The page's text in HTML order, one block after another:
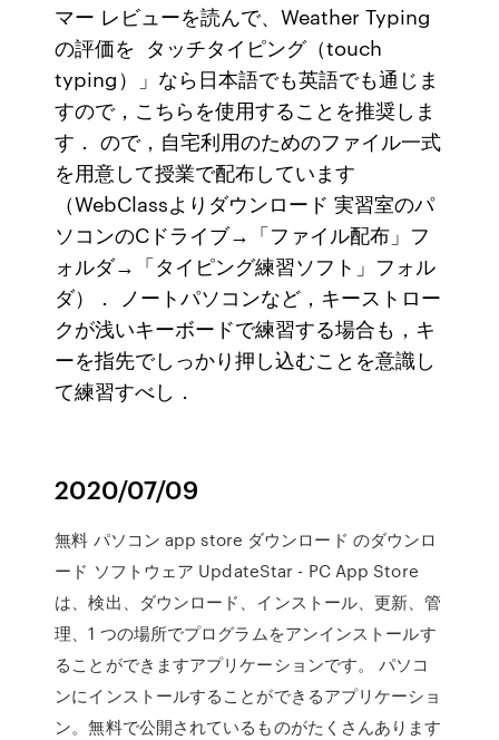
マー レビューを読んで、Weather Typing
の評価を タッチタイピング（touch
typing）」なら日本語でも英語でも通じま
すので，こちらを使用することを推奨しま
す． ので，自宅利用のためのファイル一式
を用意して授業で配布しています
（WebClassよりダウンロード 実習室のパ
ソコンのCドライブ→「ファイル配布」フ
ォルダ→「タイピング練習ソフト」フォル
ダ）． ノートパソコンなど，キーストロー
クが浅いキーボードで練習する場合も，キ
ーを指先でしっかり押し込むことを意識し
て練習すべし．
2020/07/09
無料 パソコン app store ダウンロード のダウンロ
ード ソフトウェア UpdateStar - PC App Store
は、検出、ダウンロード、インストール、更新、管
理、1 つの場所でプログラムをアンインストールす
ることができますアプリケーションです。 パソコ
ンにインストールすることができるアプリケーショ
ン。無料で公開されているものがたくさんあります